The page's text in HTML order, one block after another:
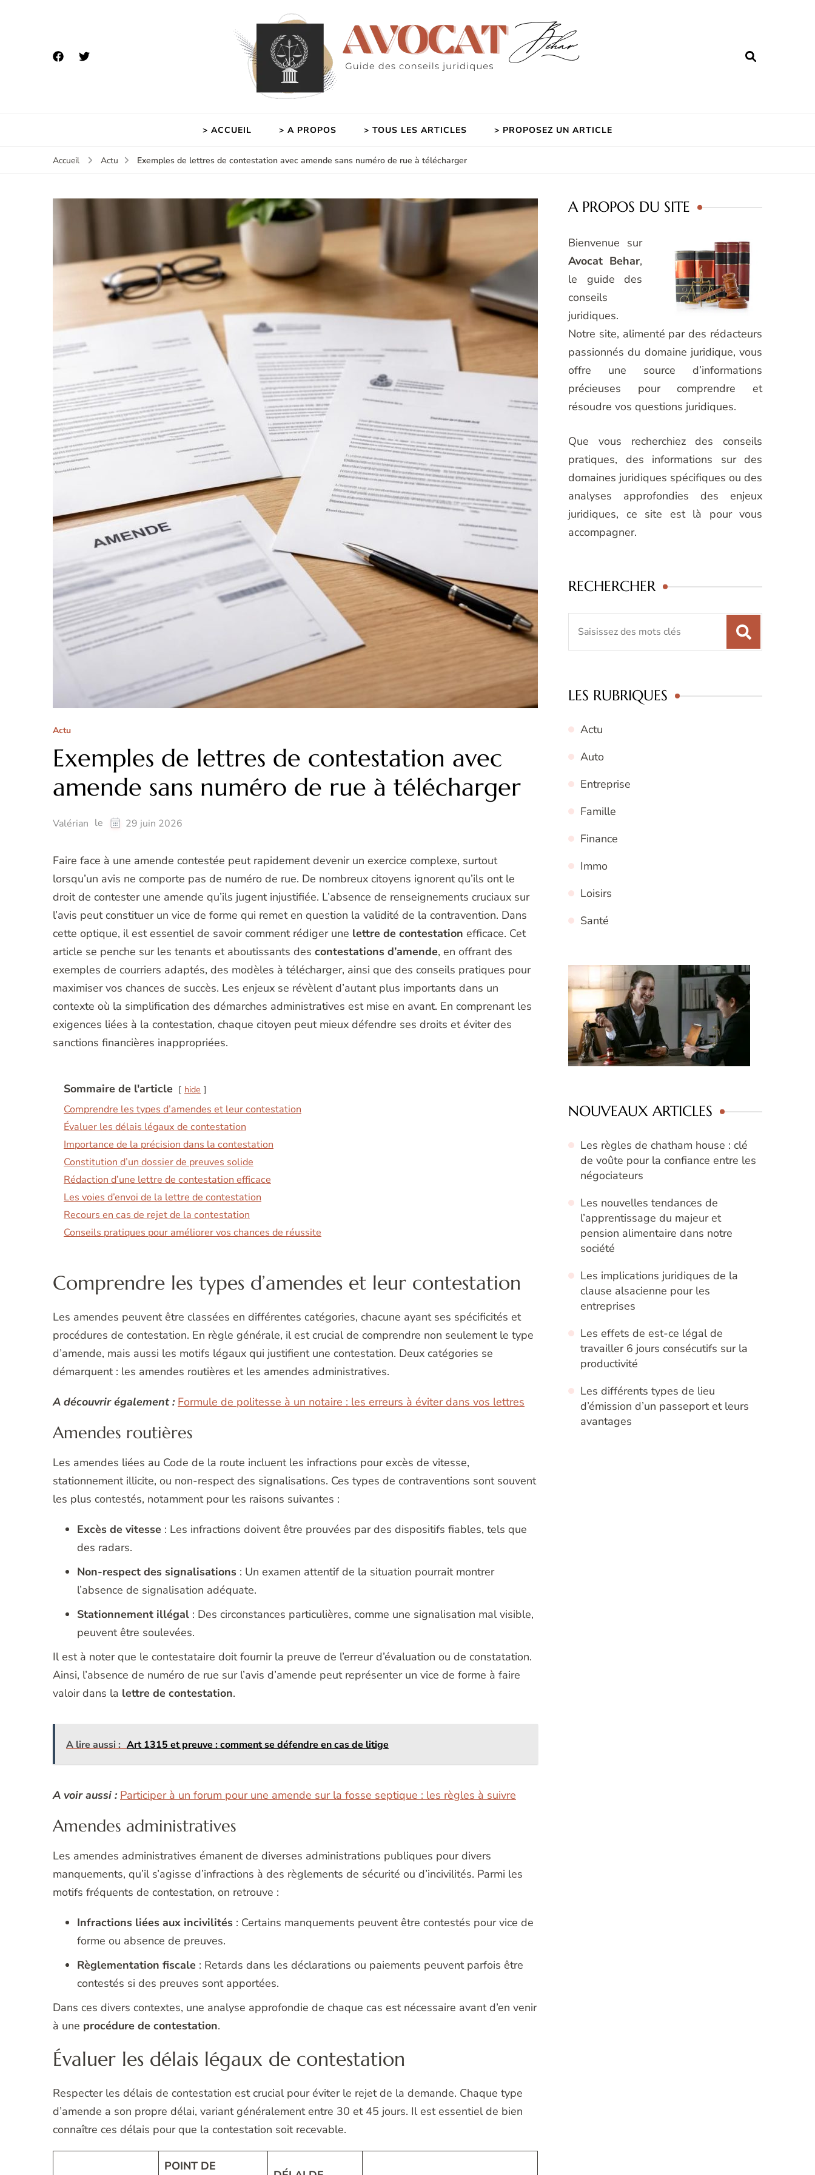
> ACCUEIL > A PROPOS > TOUS LES ARTICLES > PROPOSEZ UN ARTICLE
Accueil Actu Exemples de lettres de contestation avec amende sans numéro de rue à télécharger
Actu
Exemples de lettres de contestation avec
amende sans numéro de rue à télécharger
Valérian le 29 juin 2026
Faire face à une amende contestée peut rapidement devenir un exercice complexe, surtout
lorsqu’un avis ne comporte pas de numéro de rue. De nombreux citoyens ignorent qu’ils ont le
droit de contester une amende qu’ils jugent injustifiée. L’absence de renseignements cruciaux sur
l’avis peut constituer un vice de forme qui remet en question la validité de la contravention. Dans
cette optique, il est essentiel de savoir comment rédiger une lettre de contestation efficace. Cet
article se penche sur les tenants et aboutissants des contestations d’amende, en offrant des
exemples de courriers adaptés, des modèles à télécharger, ainsi que des conseils pratiques pour
maximiser vos chances de succès. Les enjeux se révèlent d’autant plus importants dans un
contexte où la simplification des démarches administratives est mise en avant. En comprenant les
exigences liées à la contestation, chaque citoyen peut mieux défendre ses droits et éviter des
sanctions financières inappropriées.
Sommaire de l'article hide
Comprendre les types d’amendes et leur contestation
Évaluer les délais légaux de contestation
Importance de la précision dans la contestation
Constitution d’un dossier de preuves solide
Rédaction d’une lettre de contestation efficace
Les voies d’envoi de la lettre de contestation
Recours en cas de rejet de la contestation
Conseils pratiques pour améliorer vos chances de réussite
Comprendre les types d’amendes et leur contestation
Les amendes peuvent être classées en différentes catégories, chacune ayant ses spécificités et
procédures de contestation. En règle générale, il est crucial de comprendre non seulement le type
d’amende, mais aussi les motifs légaux qui justifient une contestation. Deux catégories se
démarquent : les amendes routières et les amendes administratives.
A découvrir également : Formule de politesse à un notaire : les erreurs à éviter dans vos lettres
Amendes routières
Les amendes liées au Code de la route incluent les infractions pour excès de vitesse,
stationnement illicite, ou non-respect des signalisations. Ces types de contraventions sont souvent
les plus contestés, notamment pour les raisons suivantes :
Excès de vitesse : Les infractions doivent être prouvées par des dispositifs fiables, tels que
des radars.
Non-respect des signalisations : Un examen attentif de la situation pourrait montrer
l’absence de signalisation adéquate.
Stationnement illégal : Des circonstances particulières, comme une signalisation mal visible,
peuvent être soulevées.
Il est à noter que le contestataire doit fournir la preuve de l’erreur d’évaluation ou de constatation.
Ainsi, l’absence de numéro de rue sur l’avis d’amende peut représenter un vice de forme à faire
valoir dans la lettre de contestation.
A lire aussi : Art 1315 et preuve : comment se défendre en cas de litige
A voir aussi : Participer à un forum pour une amende sur la fosse septique : les règles à suivre
Amendes administratives
Les amendes administratives émanent de diverses administrations publiques pour divers
manquements, qu’il s’agisse d’infractions à des règlements de sécurité ou d’incivilités. Parmi les
motifs fréquents de contestation, on retrouve :
Infractions liées aux incivilités : Certains manquements peuvent être contestés pour vice de
forme ou absence de preuves.
Règlementation fiscale : Retards dans les déclarations ou paiements peuvent parfois être
contestés si des preuves sont apportées.
Dans ces divers contextes, une analyse approfondie de chaque cas est nécessaire avant d’en venir
à une procédure de contestation.
Évaluer les délais légaux de contestation
Respecter les délais de contestation est crucial pour éviter le rejet de la demande. Chaque type
d’amende a son propre délai, variant généralement entre 30 et 45 jours. Il est essentiel de bien
connaître ces délais pour que la contestation soit recevable.
POINT DE
A PROPOS DU SITE
Bienvenue sur
Avocat Behar,
le guide des
conseils
juridiques.
Notre site, alimenté par des rédacteurs
passionnés du domaine juridique, vous
offre une source d’informations
précieuses pour comprendre et
résoudre vos questions juridiques.
Que vous recherchiez des conseils
pratiques, des informations sur des
domaines juridiques spécifiques ou des
analyses approfondies des enjeux
juridiques, ce site est là pour vous
accompagner.
RECHERCHER
LES RUBRIQUES
Actu
Auto
Entreprise
Famille
Finance
Immo
Loisirs
Santé
NOUVEAUX ARTICLES
Les règles de chatham house : clé
de voûte pour la confiance entre les
négociateurs
Les nouvelles tendances de
l’apprentissage du majeur et
pension alimentaire dans notre
société
Les implications juridiques de la
clause alsacienne pour les
entreprises
Les effets de est-ce légal de
travailler 6 jours consécutifs sur la
productivité
Les différents types de lieu
d’émission d’un passeport et leurs
avantages